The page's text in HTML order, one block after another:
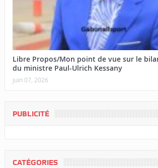
Libre Propos/Mon point de vue sur le
du ministre Paul-Ulrich Kessany
juin 07, 2026
PUBLICITÉ
CATÉGORIES